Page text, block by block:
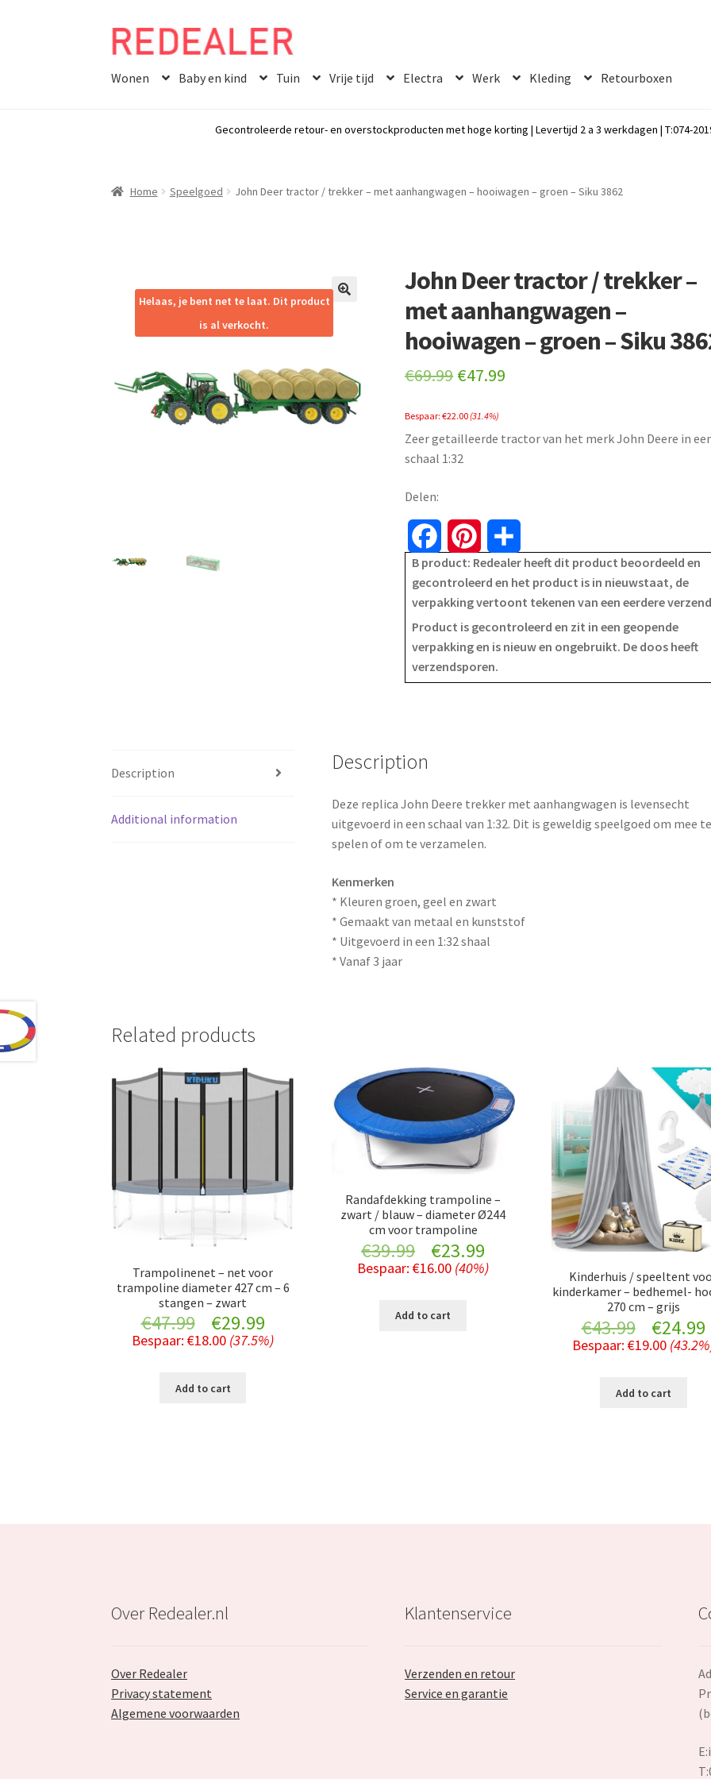
Skip
navigation
Skip
content
Wonen Baby en kind Tuin Vrije tijd Electra Werk Kleding Retourboxen
Gecontroleerde retour- en overstockproducten met hoge korting | Levertijd 2 a 3 werkdagen | T:074-
Home Speelgoed John Deer tractor / trekker – met aanhangwagen – hooiwagen – groen – Siku 3862
Helaas, je bent net te laat. Dit product
is al verkocht.
John Deer tractor / trekker –
met aanhangwagen –
hooiwagen – groen – Siku
€69.99 Original
was:
€69.99.
€47.99
is:
Bespaar:€22.00(31.4%)
Zeer getailleerde tractor van het merk John Deere in
schaal 1:32
Delen:
a
c
e
b
i
n
t
e
t
h
a
r
B product: Redealer heeft dit product beoordeeld en
gecontroleerd en het product is in nieuwstaat, de
verpakking vertoont tekenen van een eerdere
Product is gecontroleerd en zit in een geopende
verpakking en is nieuw en ongebruikt. De doos heeft
verzendsporen.
Description
Additional information
Description
Deze replica John Deere trekker met aanhangwagen is levensecht
uitgevoerd in een schaal van 1:32. Dit is geweldig speelgoed om mee te
spelen of om te verzamelen.
Kenmerken
* Kleuren groen, geel en zwart
* Gemaakt van metaal en kunststof
* Uitgevoerd in een 1:32 shaal
* Vanaf 3 jaar
Related products
Trampolinenet – net voor
trampoline diameter 427 cm – 6
stangen – zwart
€47.99
Original
price
was:
€29.99Current
price
Bespaar:€18.00 (37.5%)
Add to cart
Randafdekking trampoline –
zwart / blauw – diameter Ø244
cm voor trampoline
€39.99
Original
price
was:
€23.99 Current
price
Bespaar:€16.00 (40%)
Add to cart
Kinderhuis / speeltent
kinderkamer – bedhemel-
270 cm – grijs
€43.99
Original
price
was:
€24.99
Bespaar:€19.00
Add to cart
Over Redealer.nl
Over Redealer
Privacy statement
Algemene voorwaarden
Klantenservice
Verzenden en retour
Service en garantie
E: